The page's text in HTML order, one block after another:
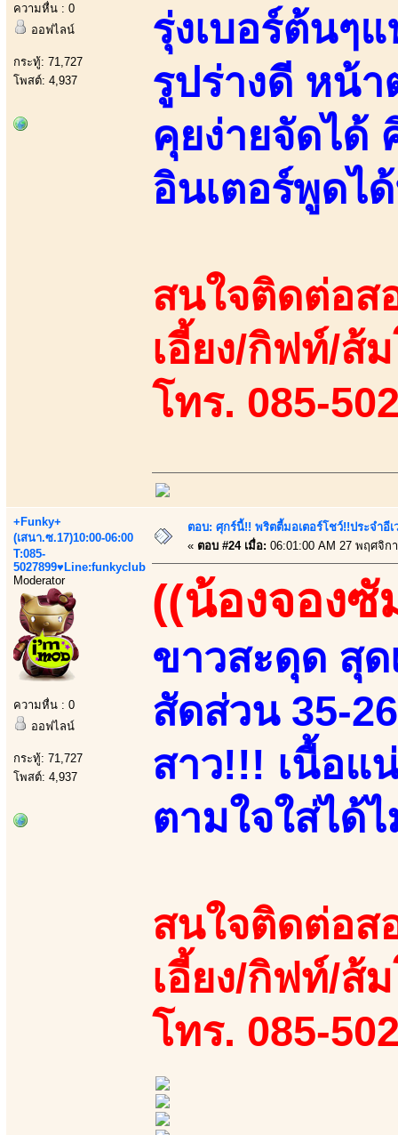
ความหื่น : 0
ออฟไลน์
กระทู้: 71,727
โพสต์: 4,937
รุ่งเบอร์ต้นๆ
รูปร่างดี หน้
คุยง่ายจัดได้
อินเตอร์พูดไ
สนใจติดต่อส
เอี้ยง/กิฟท์/ส้
โทร. 085-
+Funky+
(เสนา.ซ.17)10:00-06:00
T:085-
5027899♥Line:funkyclub
Moderator
ความหื่น : 0
ออฟไลน์
กระทู้: 71,727
โพสต์: 4,937
ตอบ: ศุกร์นี้!! พริตตี้มอเตอร์โชว์!!ประจำอี
« ตอบ #24 เมื่อ: 06:01:00 AM 27 พฤศจิก
((น้องจองซั
ขาวสะดุด สุด
สัดส่วน 35-
สาว!!! เนื้อ
ตามใจใส่ได้
สนใจติดต่อส
เอี้ยง/กิฟท์/ส้
โทร. 085-